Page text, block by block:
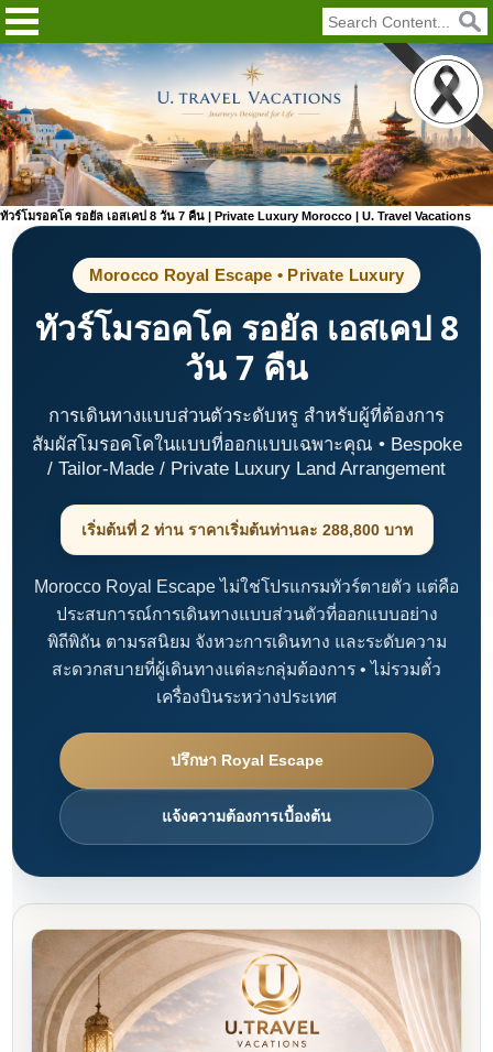
ทัวร์โมรอคโค รอยัล เอสเคป 8 วัน 7 คืน | Private Luxury Morocco | U. Travel Vacations
Morocco Royal Escape • Private Luxury
ทัวร์โมรอคโค รอยัล เอสเคป 8
วัน 7 คืน
การเดินทางแบบส่วนตัวระดับหรู สำหรับผู้ที่ต้องการ
สัมผัสโมรอคโคในแบบที่ออกแบบเฉพาะคุณ • Bespoke
/ Tailor-Made / Private Luxury Land Arrangement
เริ่มต้นที่ 2 ท่าน ราคาเริ่มต้นท่านละ 288,800 บาท
Morocco Royal Escape ไม่ใช่โปรแกรมทัวร์ตายตัว แต่คือ
ประสบการณ์การเดินทางแบบส่วนตัวที่ออกแบบอย่าง
พิถีพิถัน ตามรสนิยม จังหวะการเดินทาง และระดับความ
สะดวกสบายที่ผู้เดินทางแต่ละกลุ่มต้องการ • ไม่รวมตั๋ว
เครื่องบินระหว่างประเทศ
ปรึกษา Royal Escape
แจ้งความต้องการเบื้องต้น